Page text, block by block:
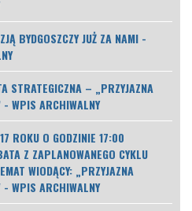
BYDGOSZCZY JUŻ ZA NAMI -
STRATEGICZNA – „PRZYJAZNA
- WPIS ARCHIWALNY
ROKU O GODZINIE 17:00
Z ZAPLANOWANEGO CYKLU
WIODĄCY: „PRZYJAZNA
WPIS ARCHIWALNY